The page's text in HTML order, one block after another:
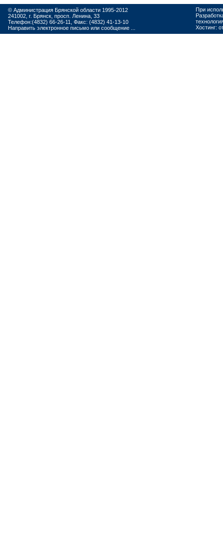
© Администрация Брянской области 1995-2012
241002, г. Брянск, просп. Ленина, 33
Телефон:(4832) 66-26-11, Факс: (4832) 41-13-10
Направить электронное письмо или сообщение ...
При
Хостинг: